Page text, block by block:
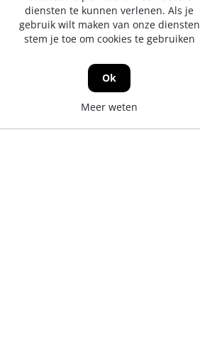
diensten te kunnen verlenen. Als je
gebruik wilt maken van onze diensten
stem je toe om cookies te gebruiken
Ok
Meer weten